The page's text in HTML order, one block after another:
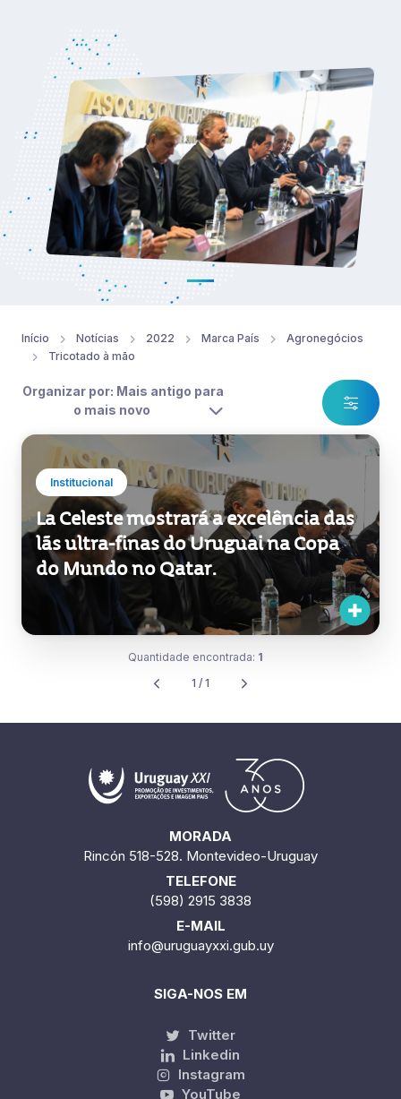
Início Notícias 2022 Marca País
Agronegócios
Tricotado à mão
Organizar por: Mais antigo para
o mais novo
Institucional
La Celeste mostrará a excelência das
lãs ultra-finas do Uruguai na Copa
do Mundo no Qatar.
Quantidade encontrada: 1
1 / 1
MORADA
Rincón 518-528. Montevideo-Uruguay
TELEFONE
(598) 2915 3838
E-MAIL
info@uruguayxxi.gub.uy
SIGA-NOS EM
Twitter
Linkedin
Instagram
YouTube